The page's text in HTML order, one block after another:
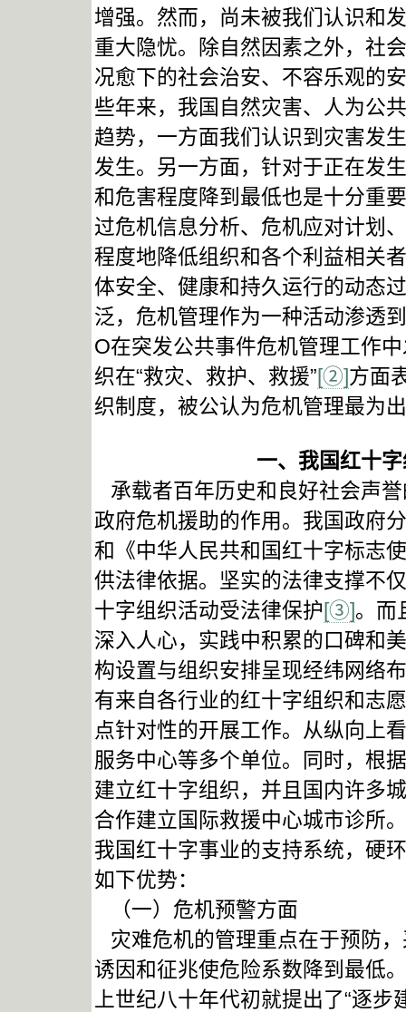
增强。然而，尚未被我们认识和
重大隐忧。除自然因素之外，社
况愈下的社会治安、不容乐观的
些年来，我国自然灾害、人为公
趋势，一方面我们认识到灾害发
发生。另一方面，针对于正在发
和危害程度降到最低也是十分重
过危机信息分析、危机应对计划
程度地降低组织和各个利益相关
体安全、健康和持久运行的动态
泛，危机管理作为一种活动渗透
O在突发公共事件危机管理工作
织在“救灾、救护、救援”[②]方面
织制度，被公认为危机管理最为
一、我国红十
承载者百年历史和良好社会声
政府危机援助的作用。我国政府
和《中华人民共和国红十字标志
供法律依据。坚实的法律支撑不
十字组织活动受法律保护[③]。而
深入人心，实践中积累的口碑和
构设置与组织安排呈现经纬网络
有来自各行业的红十字组织和志
点针对性的开展工作。从纵向上
服务中心等多个单位。同时，根
建立红十字组织，并且国内许多
合作建立国际救援中心城市诊所
我国红十字事业的支持系统，硬
如下优势：
（一）危机预警方面
灾难危机的管理重点在于预防
诱因和征兆使危险系数降到最低
上世纪八十年代初就提出了“逐